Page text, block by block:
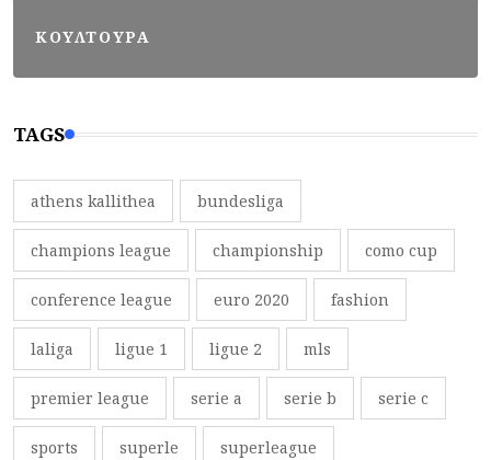
ΚΟΥΛΤΟΥΡΑ
TAGS
athens kallithea bundesliga
champions league championship como cup
conference league euro 2020 fashion
laliga ligue 1 ligue 2 mls
premier league serie a serie b serie c
sports superle superleague